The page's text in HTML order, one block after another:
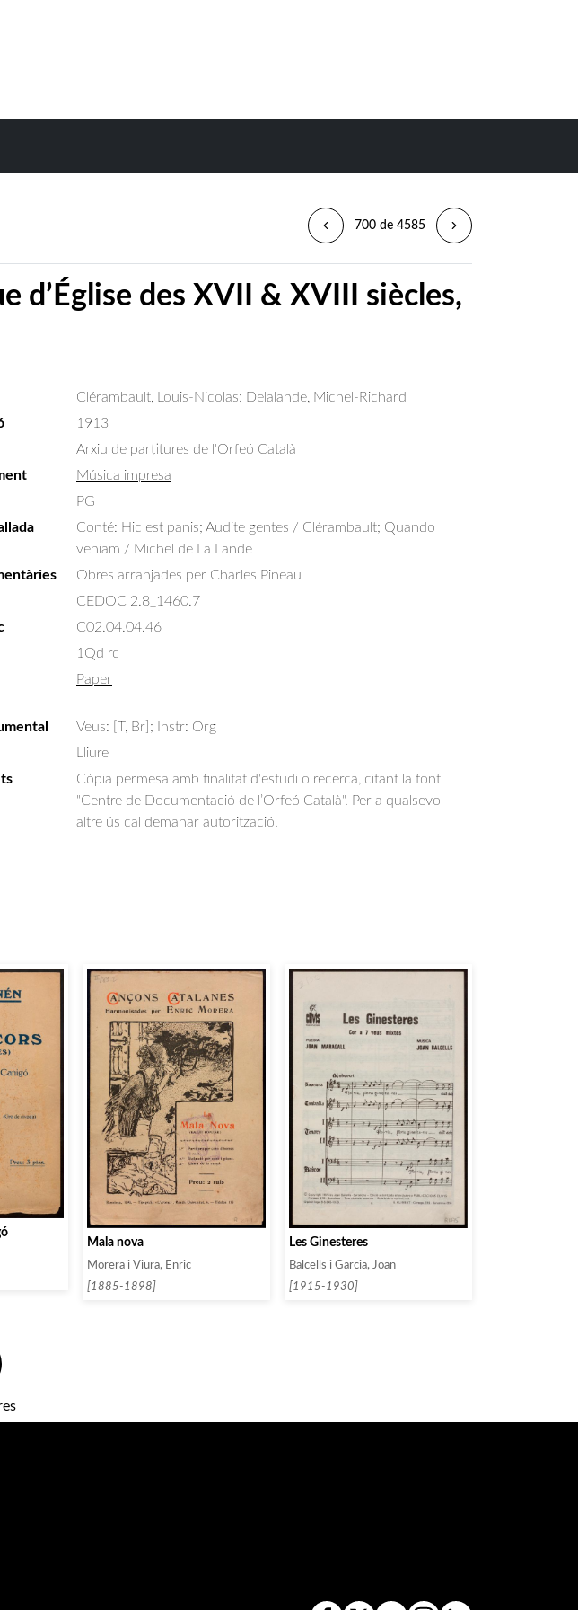
700 de 4585
d’Église des XVII & XVIII siècles,
Clérambault, Louis-Nicolas; Delalande, Michel-Richard
1913
Arxiu de partitures de l'Orfeó Català
Música impresa
PG
Conté: Hic est panis; Audite gentes / Clérambault; Quando
veniam / Michel de La Lande
Obres arranjades per Charles Pineau
CEDOC 2.8_1460.7
C02.04.04.46
1Qd rc
Paper
Veus: [T, Br]; Instr: Org
Lliure
Còpia permesa amb finalitat d'estudi o recerca, citant la font
"Centre de Documentació de l’Orfeó Català". Per a qualsevol
altre ús cal demanar autorització.
Mala nova
Morera i Viura, Enric
[1885-1898]
Les Ginesteres
Balcells i Garcia, Joan
[1915-1930]